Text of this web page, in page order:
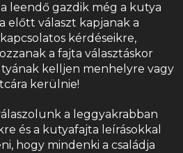
leendő gazdik még a kutya
előtt választ kapjanak a
kérdéseikre,
a fajta választáskor
kelljen menhelyre vagy
kerülnie!
a leggyakrabban
és a kutyafajta leírásokkal
hogy mindenki a családja